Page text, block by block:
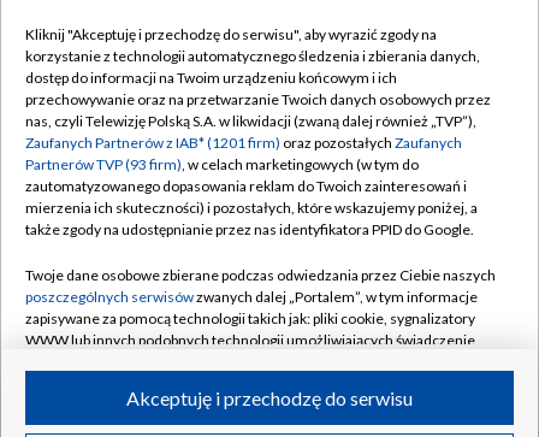
TVP
Abonament TVP
Emisja w TVP
Centrum informacji TVP
Naziemna Telewizja Cyfrowa
Rada Programowa
System NOS
Informacje o nadawcy
Program dla prasy
Regulamin TVP
Polityka prywatności
Moje zgody
Pomoc
Kontakt
Kanały
Kliknij "Akceptuję i przechodzę do serwisu", aby wyrazić zgody na
korzystanie z technologii automatycznego śledzenia i zbierania danych,
dostęp do informacji na Twoim urządzeniu końcowym i ich
przechowywanie oraz na przetwarzanie Twoich danych osobowych przez
nas, czyli Telewizję Polską S.A. w likwidacji (zwaną dalej również „TVP”),
Zaufanych Partnerów z IAB* (1201 firm) oraz pozostałych Zaufanych
Partnerów TVP (93 firm), w celach marketingowych (w tym do
zautomatyzowanego dopasowania reklam do Twoich zainteresowań i
mierzenia ich skuteczności) i pozostałych, które wskazujemy poniżej, a
także zgody na udostępnianie przez nas identyfikatora PPID do Google.
Twoje dane osobowe zbierane podczas odwiedzania przez Ciebie naszych
poszczególnych serwisówzwanych dalej „Portalem”, w tym informacje
zapisywane za pomocą technologii takich jak: pliki cookie, sygnalizatory
WWW lub innych podobnych technologii umożliwiających świadczenie
ruchu w Internecie.Akceptuję i przechodzę do serwisu